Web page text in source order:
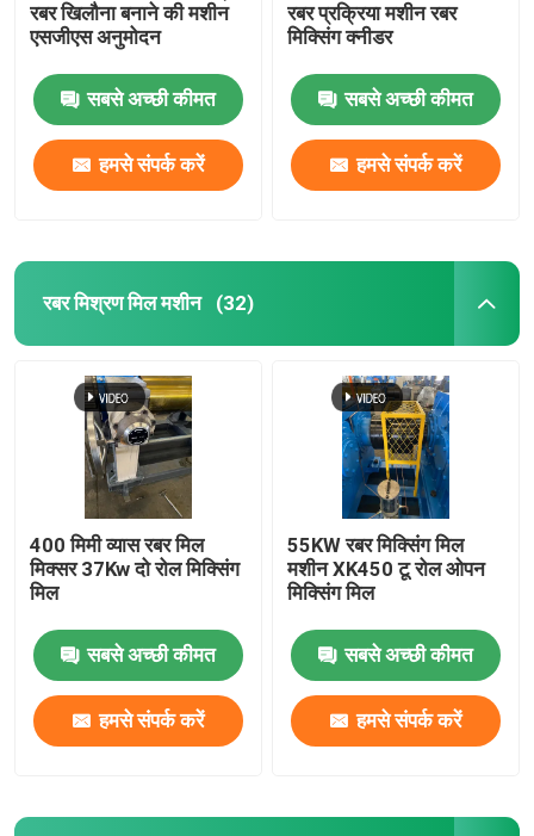
स्वचालित छोटे सामग्री वजन प्रणाली
रबर खिलौना बनाने की मशीन
एसजीएस अनुमोदन
सबसे अच्छी कीमत
हमसे संपर्क करें
रबर प्रक्रिया मशीन रबर
मिक्सिंग क्नीडर
सबसे अच्छी कीमत
हमसे संपर्क करें
रबर मिश्रण मिल मशीन (32)
400 मिमी व्यास रबर मिल
मिक्सर 37Kw दो रोल मिक्सिंग
मिल
सबसे अच्छी कीमत
हमसे संपर्क करें
55KW रबर मिक्सिंग मिल
मशीन XK450 टू रोल ओपन
मिक्सिंग मिल
सबसे अच्छी कीमत
हमसे संपर्क करें